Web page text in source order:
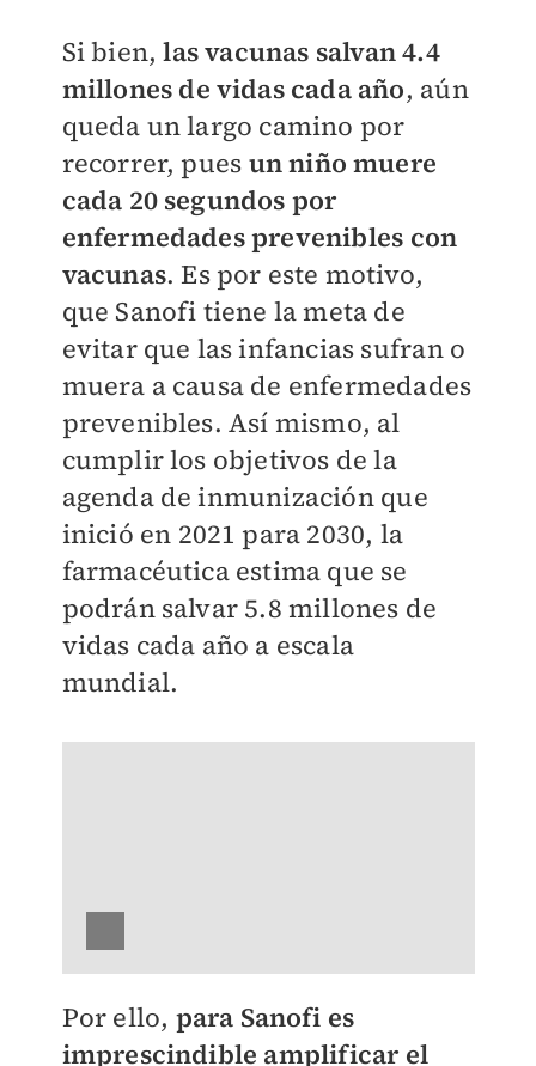
Si bien,las vacunas salvan 4.4
millones de vidas cada año, aún
queda un largo camino por
recorrer, pues un niño muere
cada 20 segundos por
enfermedades prevenibles con
vacunas. Es por este motivo,
que Sanofi tiene la meta de
evitar que las infancias sufran o
muera a causa de enfermedades
prevenibles. Así mismo, al
cumplir los objetivos de la
agenda de inmunización que
inició en 2021 para 2030, la
farmacéutica estima que se
podrán salvar 5.8 millones de
vidas cada año a escala
mundial.
Por ello, para Sanofi es
imprescindible amplificar el